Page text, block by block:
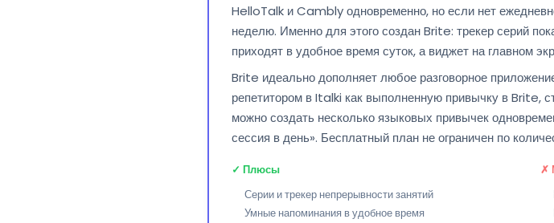
HelloTalk и Cambly одновременно, но если нет
неделю. Именно для этого создан Brite: трекер серий
приходят в удобное время суток, а виджет на главном
Brite идеально дополняет любое разговорное
репетитором в Italki как выполненную привычку в Brite,
можно создать несколько языковых привычек
сессия в день». Бесплатный план не ограничен по
✓ Плюсы
Серии и трекер непрерывности занятий
Умные напоминания в удобное время
✗